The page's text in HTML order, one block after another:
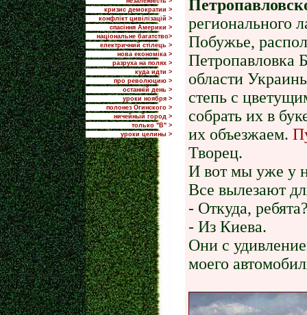
кризис демократии >
конфлікт цивілізацій >
спасіння Америки >
національне багатство>
електричний стілець >
нова економіка >
разруха на полях >
куда идти >
про революцию >
останній день >
уроки ноября >
полонез Огинского >
ничейный город >
только "В" >
уроки целины >
регионального
Побужье,
Петропавловка
области
степь с
собрать их в
их объезжаем.
Творец.
И вот мы уже у
Все вылезают
- Откуда,
- Из Киева.
Они с
моего